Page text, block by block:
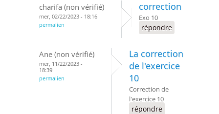
charifa (non vérifié)
mer, 02/22/2023 - 18:16
permalien
correction
Exo 10
répondre
Ane (non vérifié)
mer, 11/22/2023 -
18:39
permalien
La correction
de l'exercice
10
Correction de
l'exercice 10
répondre